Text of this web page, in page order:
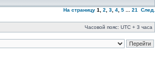
На страницу 1 2 3 4 5 21 След.
Часовой пояс: UTC + 3 часа